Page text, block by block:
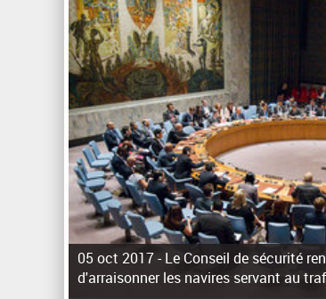
La surpopulation des centres d'accueil de
Unies pour
05 oct 2017 -Le Conseil de sécurité
d'arraisonner les navires servant au